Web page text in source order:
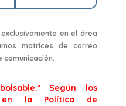
en el área
matrices de correo
comunicación.
Según los
en la Política de